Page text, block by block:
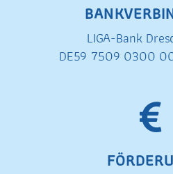
LIGA-Bank
DE59 7509 0300